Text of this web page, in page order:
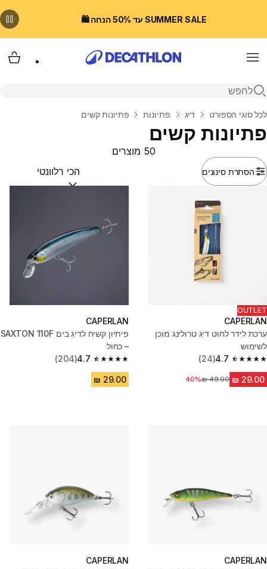
SUMMER SALE עד 50% הנחה 🛍️
Menu
פתיחת חיפוש
בית
לכל סוגי הספורט דיג פתיונות פתיונות קשים
פתיונות קשים
הסתרת סינונים
50 מוצרים
מיין לפי:(optional)
OUTLET
CAPERLAN
ערכת לידר לחוט דיג טרולינג מוכן
לשימוש
4.7
4.7 out of 5 stars from 24 reviews
(24)
מחיר לפני הנחה‏49.00 ₪
40%
CAPERLAN
פיתיון קשיח לדיג בים SAXTON 110F
– כחול
4.7
4.7 out of 5 stars from 204 reviews
(204)
CAPERLAN
CAPERLAN